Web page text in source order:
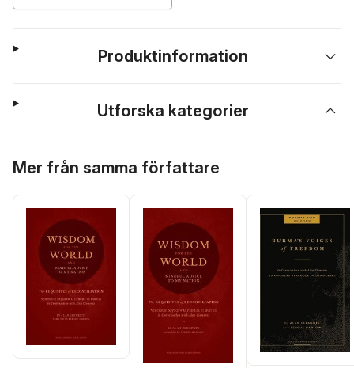
Produktinformation
Utforska kategorier
Mer från samma författare